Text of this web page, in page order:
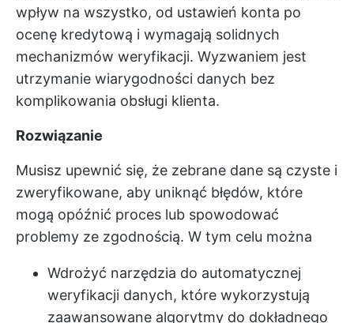
wpływ na wszystko, od ustawień konta po
ocenę kredytową i wymagają solidnych
mechanizmów weryfikacji. Wyzwaniem jest
utrzymanie wiarygodności danych bez
komplikowania obsługi klienta.
Rozwiązanie
Musisz upewnić się, że zebrane dane są czyste i
zweryfikowane, aby uniknąć błędów, które
mogą opóźnić proces lub spowodować
problemy ze zgodnością. W tym celu można
Wdrożyć narzędzia do automatycznej
weryfikacji danych, które wykorzystują
zaawansowane algorytmy do dokładnego